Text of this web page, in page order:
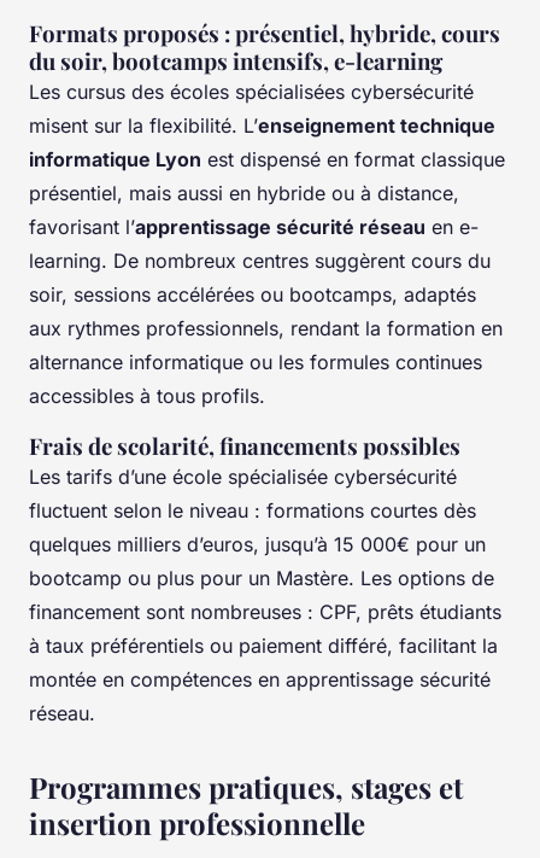
Formats proposés : présentiel, hybride, cours
du soir, bootcamps intensifs, e-learning
Les cursus des écoles spécialisées cybersécurité
misent sur la flexibilité. L’enseignement technique
informatique Lyon est dispensé en format classique
présentiel, mais aussi en hybride ou à distance,
favorisant l’apprentissage sécurité réseau en e-
learning. De nombreux centres suggèrent cours du
soir, sessions accélérées ou bootcamps, adaptés
aux rythmes professionnels, rendant la formation en
alternance informatique ou les formules continues
accessibles à tous profils.
Frais de scolarité, financements possibles
Les tarifs d’une école spécialisée cybersécurité
fluctuent selon le niveau : formations courtes dès
quelques milliers d’euros, jusqu’à 15 000€ pour un
bootcamp ou plus pour un Mastère. Les options de
financement sont nombreuses : CPF, prêts étudiants
à taux préférentiels ou paiement différé, facilitant la
montée en compétences en apprentissage sécurité
réseau.
Programmes pratiques, stages et
insertion professionnelle